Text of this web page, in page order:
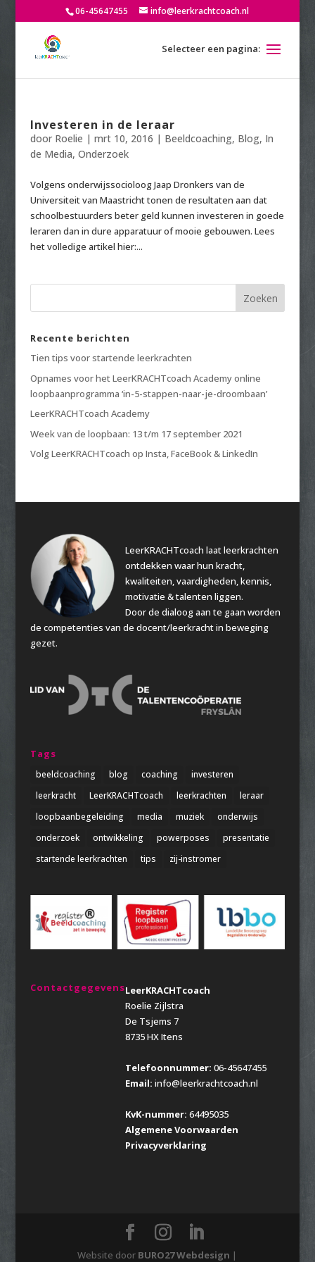
06-45647455 info@leerkrachtcoach.nl
Investeren in de leraar
door Roelie | mrt 10, 2016 | Beeldcoaching, Blog, In
de Media, Onderzoek
Volgens onderwijssocioloog Jaap Dronkers van de
Universiteit van Maastricht tonen de resultaten aan dat
schoolbestuurders beter geld kunnen investeren in goede
leraren dan in dure apparatuur of mooie gebouwen. Lees
het volledige artikel hier:...
Recente berichten
Tien tips voor startende leerkrachten
Opnames voor het LeerKRACHTcoach Academy online
loopbaanprogramma ‘in-5-stappen-naar-je-droombaan’
LeerKRACHTcoach Academy
Week van de loopbaan: 13 t/m 17 september 2021
Volg LeerKRACHTcoach op Insta, FaceBook & LinkedIn
LeerKRACHTcoach laat leerkrachten
ontdekken waar hun kracht,
kwaliteiten, vaardigheden, kennis,
motivatie & talenten liggen.
Door de dialoog aan te gaan worden
de competenties van de docent/leerkracht in beweging
gezet.
Tags
beeldcoaching blog coaching
investeren
leerkracht
LeerKRACHTcoach leerkrachten
leraar
loopbaanbegeleiding
media muziek
onderwijs
onderzoek
ontwikkeling powerposes
presentatie
startende leerkrachten
tips zij-instromer
ContactgegevensLeerKRACHTcoach
Roelie Zijlstra
De Tsjems 7
8735 HX Itens
Telefoonnummer: 06-45647455
Email: info@leerkrachtcoach.nl
KvK-nummer: 64495035
Algemene Voorwaarden
Privacyverklaring
Website door BURO27 Webdesign |